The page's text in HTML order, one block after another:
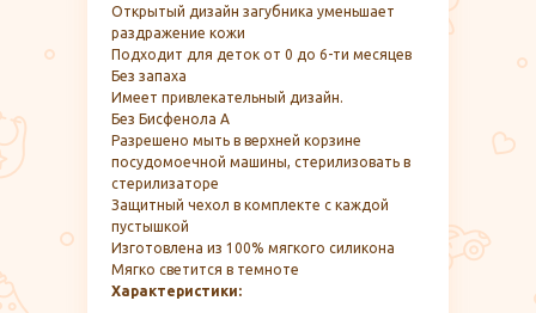
Открытый дизайн загубника уменьшает
раздражение кожи
Подходит для деток от 0 до 6-ти месяцев
Без запаха
Имеет привлекательный дизайн.
Без Бисфенола А
Разрешено мыть в верхней корзине
посудомоечной машины, стерилизовать в
стерилизаторе
Защитный чехол в комплекте с каждой
пустышкой
Изготовлена из 100% мягкого силикона
Мягко светится в темноте
Характеристики: